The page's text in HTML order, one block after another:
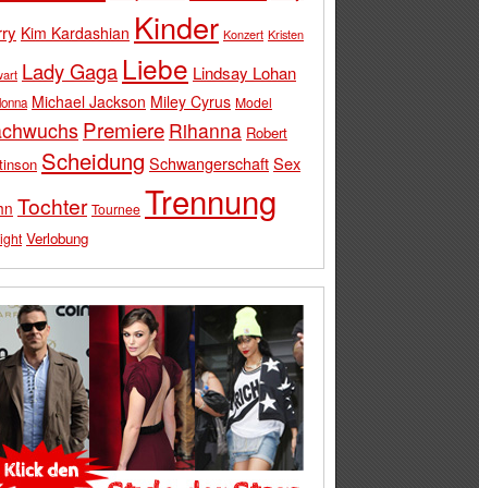
Kim Kardashian Kinder Konzert Kristen
Lady Gaga Liebe Lindsay Lohan
Michael Jackson Miley Cyrus Model
Premiere Rihanna Robert
Scheidung SchwangerschaftSex
Tochter Tournee Trennung
Verlobung